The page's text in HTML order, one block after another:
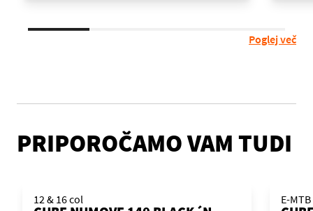
Poglej več
PRIPOROČAMO VAM TUDI
12 & 16 col E-